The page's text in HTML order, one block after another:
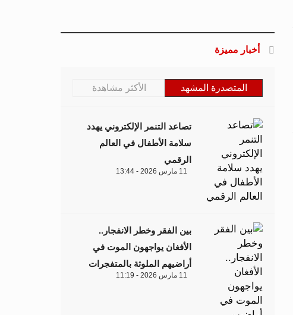
أخبار مميزة
المتصدرة المشهد الأكثر مشاهدة
تصاعد التنمر الإلكتروني يهدد
سلامة الأطفال في العالم
الرقمي
11 مارس 2026 - 13:44
بين الفقر وخطر الانفجار..
الأفغان يواجهون الموت في
أراضيهم الملوثة بالمتفجرات
11 مارس 2026 - 11:19